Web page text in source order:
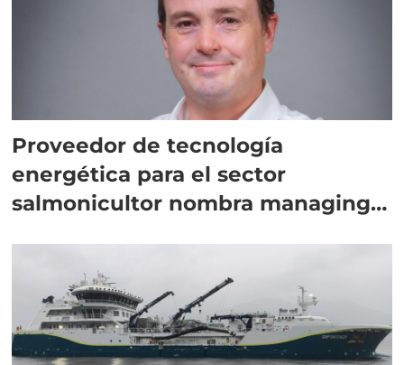
Proveedor de tecnología
energética para el sector
salmonicultor nombra managing